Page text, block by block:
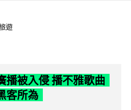
遊
播被入侵 播不雅歌曲
客所為